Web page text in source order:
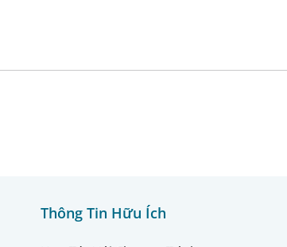
Thông Tin Hữu Ích